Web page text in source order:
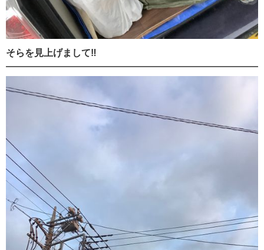
そらを見上げまして‼️